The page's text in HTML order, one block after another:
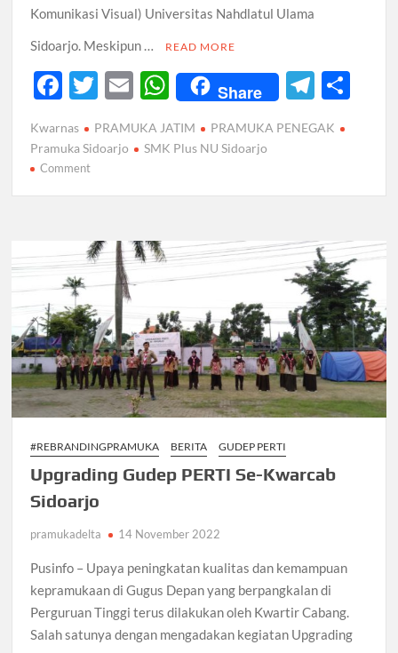
Komunikasi Visual) Universitas Nahdlatul Ulama
Sidoarjo. Meskipun …
READ MORE
F
e
b
o
k
T
itt
E
ail
W
h
at
A
p
Share
T
e
a
Kwarnas PRAMUKA JATIM
PRAMUKA PENEGAK
Pramuka Sidoarjo
SMK Plus NU Sidoarjo
Commenton
Plus
NU
Sidoarjo
dengan
HIMA
Prodi
DKV
UNUSIDA,
Berikan
Bantuan
Sosial
Kepada
Masyarakat
#REBRANDINGPRAMUKA BERITA GUDEP PERTI
Upgrading Gudep PERTI Se-Kwarcab
Sidoarjo
pramukadelta 14 November 2022
Pusinfo – Upaya peningkatan kualitas dan kemampuan
kepramukaan di Gugus Depan yang berpangkalan di
Perguruan Tinggi terus dilakukan oleh Kwartir Cabang.
Salah satunya dengan mengadakan kegiatan Upgrading